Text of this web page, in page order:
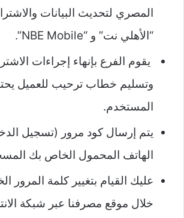
المصري لتحديث البيانات
“الأهلي نت” و “NBE Mobile”.
يقوم الفرع بإنهاء إجراءات
وتسليم خطاب ترحيب للعميل
المستخدم.
يتم إرسال كود مرور (تسجيل
الهاتف المحمول الخاص بك
عليك القيام بتغيير كلمة المرور
خلال موقع مصرفنا عبر شبكة